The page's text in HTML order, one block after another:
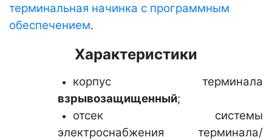
терминальная начинка с программным
обеспечением.
Характеристики
корпус терминала
взрывозащищенный;
отсек системы
электроснабжения терминала/